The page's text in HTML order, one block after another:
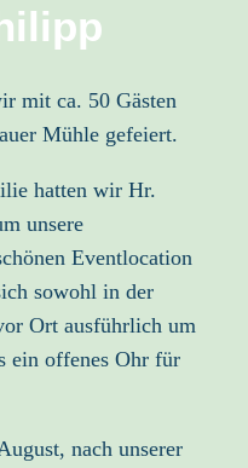
mit ca. 50 Gästen
Mühle gefeiert.
hatten wir Hr.
unsere
Eventlocation
sowohl in der
Ort ausführlich um
ein offenes Ohr für
nach unserer